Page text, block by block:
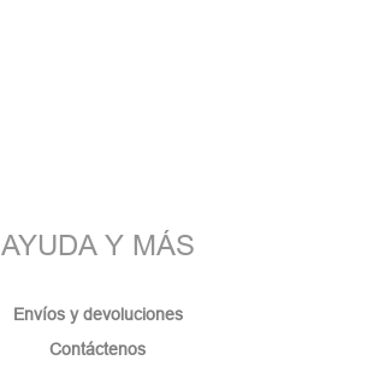
AYUDA Y MÁS
Envíos y devoluciones
Contáctenos